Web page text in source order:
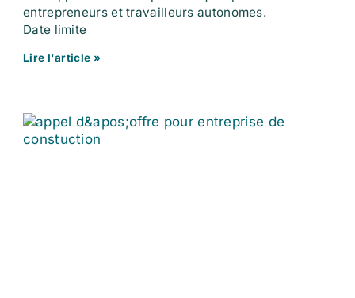
entrepreneurs et travailleurs autonomes.
Date limite
Lire l'article »